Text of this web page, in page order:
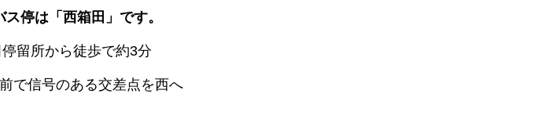
停は「西箱田」です。
留所から徒歩で約3分
で信号のある交差点を西へ